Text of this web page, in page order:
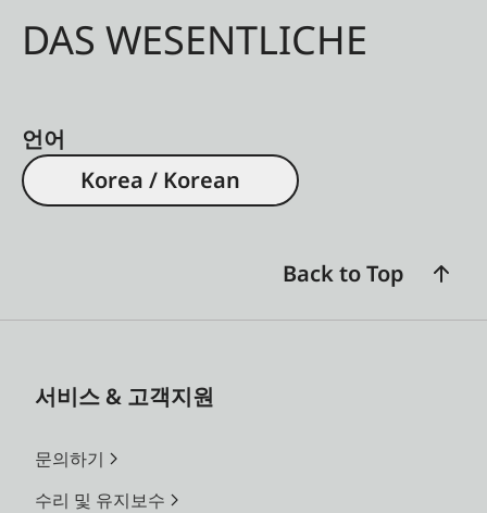
DAS WESENTLICHE
언어
Korea / Korean
Back to Top
서비스 & 고객지원
문의하기
수리 및 유지보수